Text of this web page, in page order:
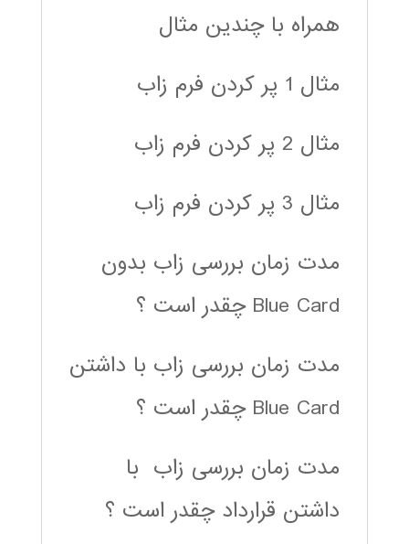
همراه با چندین مثال
مثال 1 پر کردن فرم زاب
مثال 2 پر کردن فرم زاب
مثال 3 پر کردن فرم زاب
مدت زمان بررسی زاب بدون
Blue Card چقدر است ؟
مدت زمان بررسی زاب با داشتن
Blue Card چقدر است ؟
مدت زمان بررسی زاب با
داشتن قرارداد چقدر است ؟